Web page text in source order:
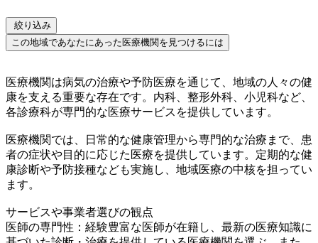
絞り込み
この地域であなたにあった医療機関を見つけるには
医療機関は病気の治療や予防医療を通じて、地域の人々の健
康を支える重要な存在です。内科、整形外科、小児科など、
各診療科が専門的な医療サービスを提供しています。
医療機関では、日常的な健康管理から専門的な治療まで、患
者の症状や目的に応じた医療を提供しています。定期的な健
康診断や予防接種なども実施し、地域医療の中核を担ってい
ます。
サービスや事業者選びの観点
医師の専門性：経験豊富な医師が在籍し、最新の医療知識に